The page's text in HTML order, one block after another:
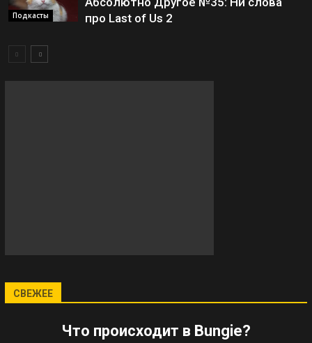
Подкасты
про Last of Us 2
СВЕЖЕЕ
Что происходит в Bungie?